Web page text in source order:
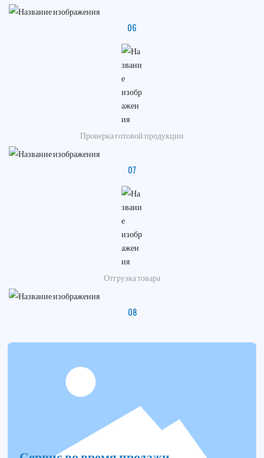
06
Проверка готовой продукции
07
Отгрузка товара
08